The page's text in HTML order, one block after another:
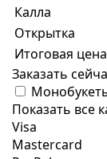
Калла
Открытка
Итоговая цена
Заказать
Показать все
Visa
Mastercard